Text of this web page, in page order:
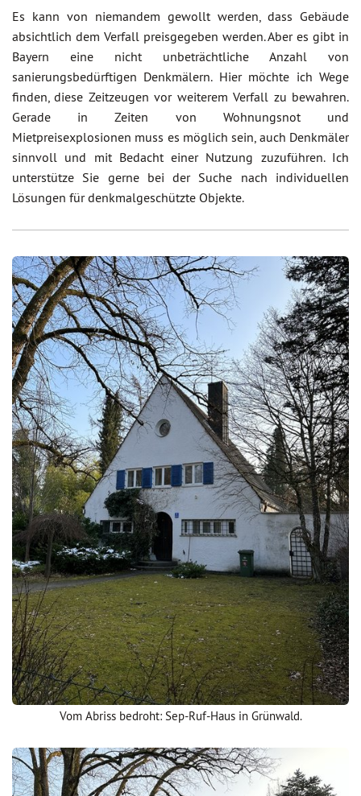
Es kann von niemandem gewollt werden, dass Gebäude
absichtlich dem Verfall preisgegeben werden. Aber es gibt in
Bayern eine nicht unbeträchtliche Anzahl von
sanierungsbedürftigen Denkmälern. Hier möchte ich Wege
finden, diese Zeitzeugen vor weiterem Verfall zu bewahren.
Gerade in Zeiten von Wohnungsnot und
Mietpreisexplosionen muss es möglich sein, auch Denkmäler
sinnvoll und mit Bedacht einer Nutzung zuzuführen. Ich
unterstütze Sie gerne bei der Suche nach individuellen
Lösungen für denkmalgeschützte Objekte.
Vom Abriss bedroht: Sep-Ruf-Haus in Grünwald.